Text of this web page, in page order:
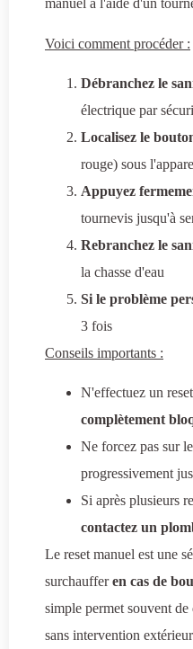
manuel à l'aide d'un
Voici comment procéder :
Débranchez le
électrique par
Localisez le
rouge) sous
Appuyez
tournevis jusqu'à
Rebranchez le
la chasse d'eau
Si le problème
3 fois
Conseils importants :
N'effectuez un
complètement
Ne forcez pas sur
progressivement
Si après plusieurs
contactez un
Le reset manuel est une
surchaufferen cas de
simple permet souvent
sans intervention